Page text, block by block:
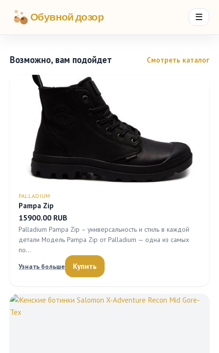
Обувной дозор ☰
Возможно, вам подойдет Смотреть каталог
PALLADIUM
Pampa Zip
15900.00 RUB
Palladium Pampa Zip – универсальность и стиль в каждой
детали Модель Pampa Zip от Palladium — одна из самых
по…
Узнать больше
Купить